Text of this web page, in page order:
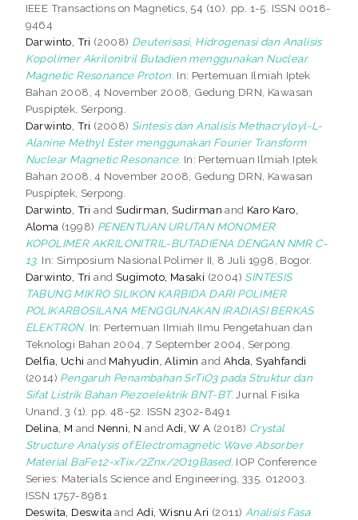
IEEE Transactions on Magnetics, 54 (10). pp. 1-5. ISSN 0018-
9464
Darwinto, Tri (2008) Deuterisasi, Hidrogenasi dan Analisis
Kopolimer Akrilonitril Butadien menggunakan Nuclear
Magnetic Resonance Proton. In: Pertemuan Ilmiah Iptek
Bahan 2008, 4 November 2008, Gedung DRN, Kawasan
Puspiptek, Serpong.
Darwinto, Tri (2008) Sintesis dan Analisis Methacryloyl-L-
Alanine Methyl Ester menggunakan Fourier Transform
Nuclear Magnetic Resonance. In: Pertemuan Ilmiah Iptek
Bahan 2008, 4 November 2008, Gedung DRN, Kawasan
Puspiptek, Serpong.
Darwinto, Tri and Sudirman, Sudirman and Karo Karo,
Aloma (1998) PENENTUAN URUTAN MONOMER
KOPOLIMER AKRILONITRIL-BUTADIENA DENGAN NMR C-
13. In: Simposium Nasional Polimer II, 8 Juli 1998, Bogor.
Darwinto, Tri and Sugimoto, Masaki (2004) SINTESIS
TABUNG MIKRO SILIKON KARBIDA DARI POLIMER
POLIKARBOSILANA MENGGUNAKAN IRADIASI BERKAS
ELEKTRON. In: Pertemuan IImiah IImu Pengetahuan dan
Teknologi Bahan 2004, 7 September 2004, Serpong.
Delfia, Uchi and Mahyudin, Alimin and Ahda, Syahfandi
(2014) Pengaruh Penambahan SrTiO3 pada Struktur dan
Sifat Listrik Bahan Piezoelektrik BNT-BT. Jurnal Fisika
Unand, 3 (1). pp. 48-52. ISSN 2302-8491
Delina, M and Nenni, N andAdi, W A (2018) Crystal
Structure Analysis of Electromagnetic Wave Absorber
Material BaFe12-xTix/2Znx/2O19Based. IOP Conference
Series: Materials Science and Engineering, 335. 012003.
ISSN 1757-8981
Deswita, Deswita andAdi, Wisnu Ari (2011) Analisis Fasa